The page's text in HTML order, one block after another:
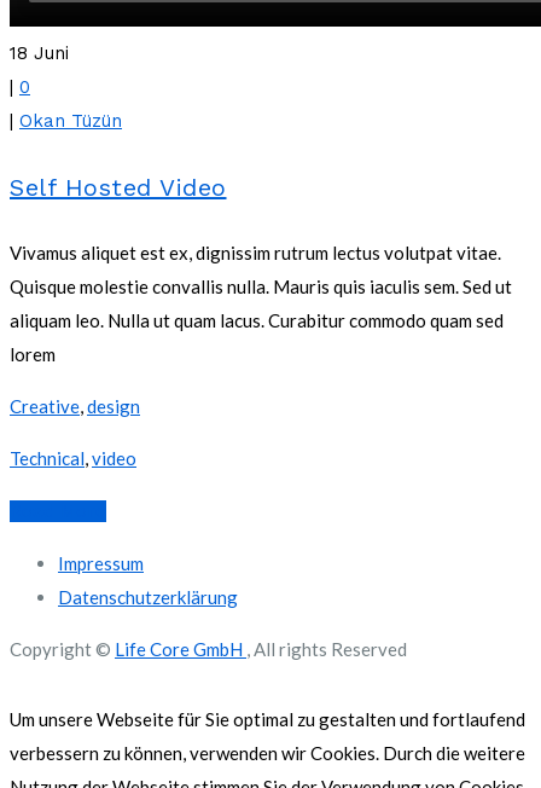
18 Juni
| 0
| Okan Tüzün
Self Hosted Video
Vivamus aliquet est ex, dignissim rutrum lectus volutpat vitae.
Quisque molestie convallis nulla. Mauris quis iaculis sem. Sed ut
aliquam leo. Nulla ut quam lacus. Curabitur commodo quam sed
lorem
Creative,design
Technical,video
Impressum
Datenschutzerklärung
Copyright © Life Core GmbH , All rights Reserved
Um unsere Webseite für Sie optimal zu gestalten und fortlaufend
verbessern zu können, verwenden wir Cookies. Durch die weitere